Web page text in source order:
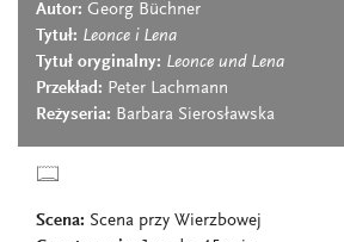
Autor: Georg Büchner
Tytuł: Leonce i Lena
Tytuł oryginalny: Leonce und Lena
Przekład: Peter Lachmann
Reżyseria: Barbara Sierosławska
Scena: Scena przy Wierzbowej